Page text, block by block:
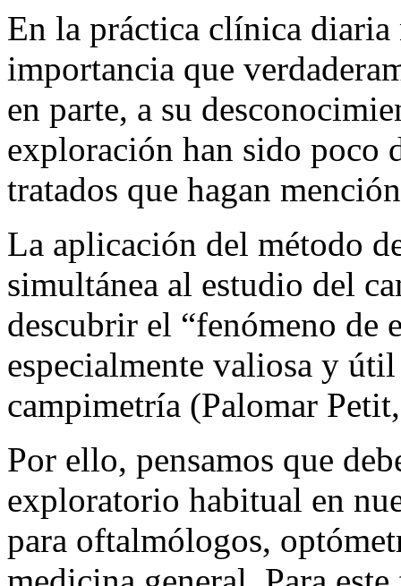
En la práctica clínica diaria
importancia que
en parte, a su
exploración han sido poco
tratados que hagan
La aplicación del método
simultánea al estudio del
descubrir el “fenómeno de
especialmente valiosa y
campimetría (Palomar
Por ello, pensamos que
exploratorio habitual en
para oftalmólogos,